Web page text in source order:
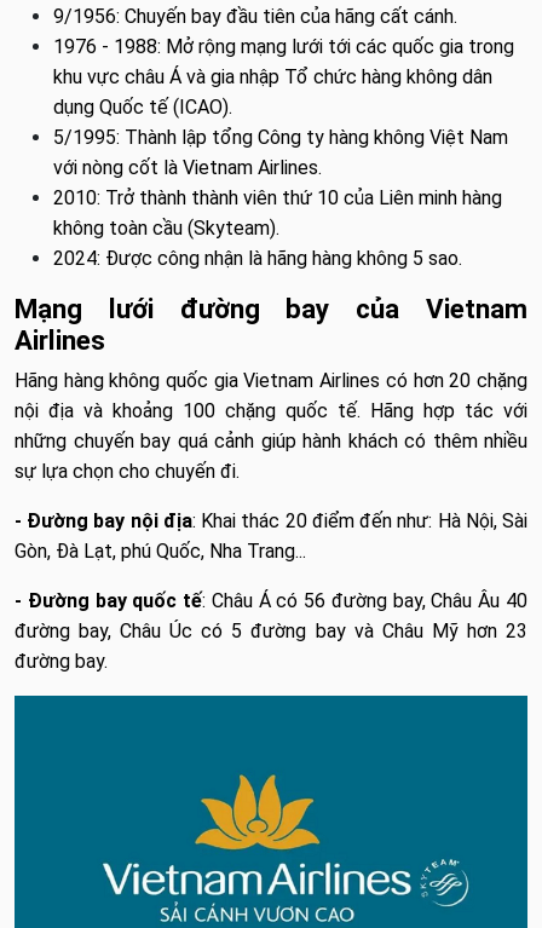
9/1956: Chuyến bay đầu tiên của hãng cất cánh.
1976 - 1988: Mở rộng mạng lưới tới các quốc gia trong
khu vực châu Á và gia nhập Tổ chức hàng không dân
dụng Quốc tế (ICAO).
5/1995: Thành lập tổng Công ty hàng không Việt Nam
với nòng cốt là Vietnam Airlines.
2010: Trở thành thành viên thứ 10 của Liên minh hàng
không toàn cầu (Skyteam).
2024: Được công nhận là hãng hàng không 5 sao.
Mạng lưới đường bay của Vietnam
Airlines
Hãng hàng không quốc gia Vietnam Airlines có hơn 20 chặng
nội địa và khoảng 100 chặng quốc tế. Hãng hợp tác với
những chuyến bay quá cảnh giúp hành khách có thêm nhiều
sự lựa chọn cho chuyến đi.
- Đường bay nội địa: Khai thác 20 điểm đến như: Hà Nội, Sài
Gòn, Đà Lạt, phú Quốc, Nha Trang...
- Đường bay quốc tế: Châu Á có 56 đường bay, Châu Âu 40
đường bay, Châu Úc có 5 đường bay và Châu Mỹ hơn 23
đường bay.